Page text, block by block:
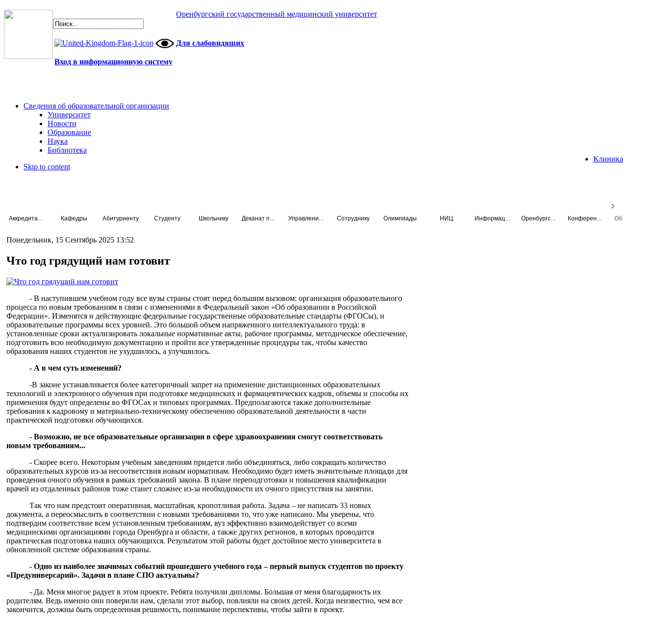
Оренбургский государственный медицинский университет
Для слабовидящих
Вход в информационную систему
Сведения об образовательной организации
Университет
Новости
Образование
Наука
Библиотека
Клиника
Skip to content
Кафедры Абитуриенту Студенту Школьнику Сотруднику Олимпиады НИЦ
Понедельник, 15 Сентябрь 2025 13:52
Что год грядущий нам готовит
- В наступившем учебном году все вузы страны стоят перед большим вызовом: организация образовательного
процесса по новым требованиям в связи с изменениями в Федеральный закон «Об образовании в Российской
Федерации». Изменятся и действующие федеральные государственные образовательные стандарты (ФГОСы), и
образовательные программы всех уровней. Это большой объем напряженного интеллектуального труда: в
установленные сроки актуализировать локальные нормативные акты, рабочие программы, методическое обеспечение,
подготовить всю необходимую документацию и пройти все утвержденные процедуры так, чтобы качество
образования наших студентов не ухудшилось, а улучшилось.
- А в чем суть изменений?
-В законе устанавливается более категоричный запрет на применение дистанционных образовательных
технологий и электронного обучения при подготовке медицинских и фармацевтических кадров, объемы и способы их
применения будут определены во ФГОСах и типовых программах. Предполагаются также дополнительные
требования к кадровому и материально-техническому обеспечению образовательной деятельности в части
практической подготовки обучающихся.
- Возможно, не все образовательные организации в сфере здравоохранения смогут соответствовать
новым требованиям...
- Скорее всего. Некоторым учебным заведениям придется либо объединяться, либо сокращать количество
образовательных курсов из-за несоответствия новым нормативам. Необходимо будет иметь значительные площади для
проведения очного обучения в рамках требований закона. В плане переподготовки и повышения квалификации
врачей из отдаленных районов тоже станет сложнее из-за необходимости их очного присутствия на занятии.
Так что нам предстоит оперативная, масштабная, кропотливая работа. Задача – не написать 33 новых
документа, а переосмыслить в соответствии с новыми требованиями то, что уже написано. Мы уверены, что
подтвердим соответствие всем установленным требованиям, вуз эффективно взаимодействует со всеми
медицинскими организациями города Оренбурга и области, а также других регионов, в которых проводится
практическая подготовка наших обучающихся. Результатом этой работы будет достойное место университета в
обновленной системе образования страны.
- Одно из наиболее значимых событий прошедшего учебного года – первый выпуск студентов по проекту
«Предуниверсарий». Задачи в плане СПО актуальны?
- Да. Меня многое радует в этом проекте. Ребята получили дипломы. Большая от меня благодарность их
родителям. Ведь именно они поверили нам, сделали этот выбор, повлияли на своих детей. Когда неизвестно, чем все
закончится, должны быть определенная решимость, понимание перспективы, чтобы зайти в проект.